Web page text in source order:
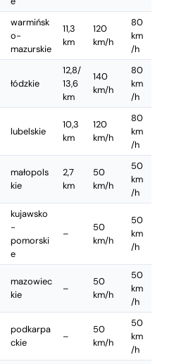
warmińsk
o-
mazurskie
11,3
km
120
km/h
80
km
/h
łódzkie
12,8/
13,6
km
140
km/h
80
km
/h
lubelskie
10,3
km
120
km/h
80
km
/h
małopols
kie
2,7
km
50
km/h
50
km
/h
kujawsko
-
pomorski
e
–
50
km/h
50
km
/h
mazowiec
kie
–
50
km/h
50
km
/h
podkarpa
ckie
–
50
km/h
50
km
/h